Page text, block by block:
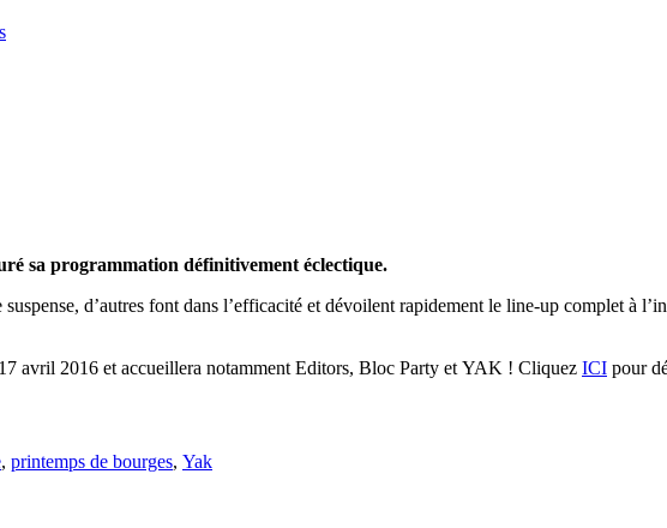
sa programmation définitivement éclectique.
d’autres font dans l’efficacité et dévoilent rapidement le line-up complet à
avril 2016 et accueillera notamment Editors, Bloc Party et YAK ! Cliquez ICI pour
, printemps de bourges, Yak